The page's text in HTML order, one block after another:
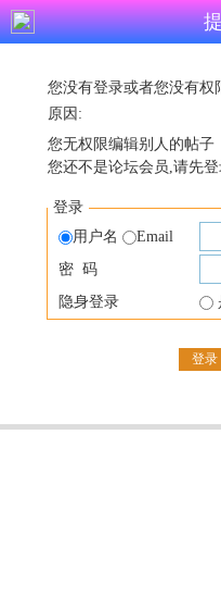
您没有登录或者您没有权
原因:
您无权限编辑别人的帖子
您还不是论坛会员,请先
登录
用户名
Email
密 码
隐身登录